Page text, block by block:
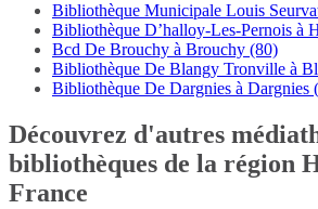
Bibliothèque Municipale Louis
Bibliothèque D’halloy-Les-Pernois à
Bcd De Brouchy à Brouchy (80)
Bibliothèque De Blangy Tronville à
Bibliothèque De Dargnies à Dargnies
Découvrez d'autres
bibliothèques de la région
France